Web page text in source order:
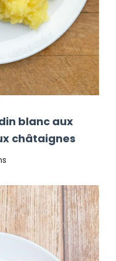
blanc aux
châtaignes